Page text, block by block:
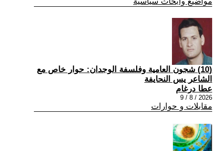
(10) شجون العامية وفلسفة الوجدان: حوار خاص مع
الشاعر يس النحايفة
عطا درغام
2026 / 8 / 9
مقابلات و حوارات